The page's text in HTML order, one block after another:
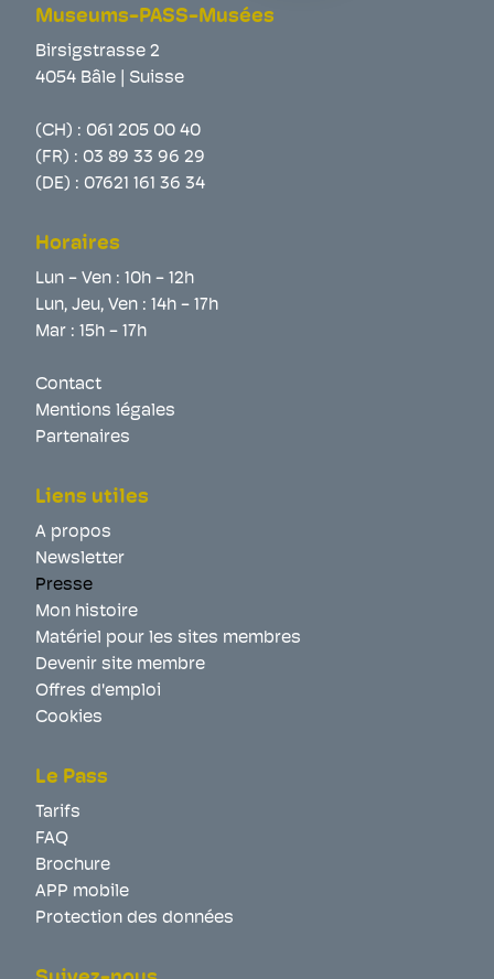
Museums-PASS-Musées
Birsigstrasse 2
4054 Bâle | Suisse
(CH) : 061 205 00 40
(FR) : 03 89 33 96 29
(DE) : 07621 161 36 34
Horaires
Lun - Ven : 10h - 12h
Lun, Jeu, Ven : 14h - 17h
Mar : 15h - 17h
Contact
Mentions légales
Partenaires
Liens utiles
A propos
Newsletter
Presse
Mon histoire
Matériel pour les sites membres
Devenir site membre
Offres d'emploi
Cookies
Le Pass
Tarifs
FAQ
Brochure
APP mobile
Protection des données